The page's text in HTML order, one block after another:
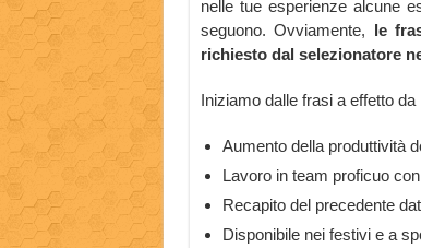
nelle tue esperienze alcune
seguono. Ovviamente, le
richiesto dal selezionatore
Iniziamo dalle frasi a effetto
Aumento della produttività
Lavoro in team proficuo
Recapito del precedente
Disponibile nei festivi e a